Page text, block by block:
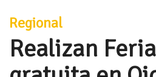
Regional
Realizan